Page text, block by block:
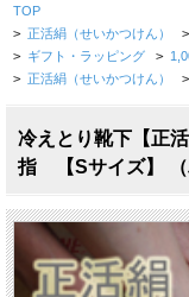
TOP
> 正活絹（せいかつけん） >
> ギフト・ラッピング >
> 正活絹（せいかつけん） >
冷えとり靴下【正
指 【Sサイズ】 （